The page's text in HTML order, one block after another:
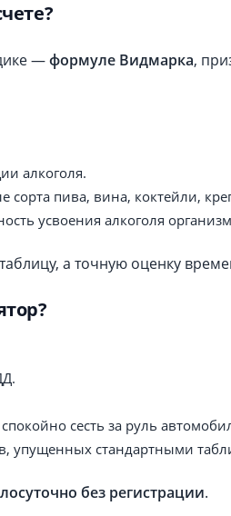
—формуле Видмарка,
алкоголя.
сорта пива, вина, коктейли,
усвоения алкоголя
а точную оценку
сесть за руль
упущенных стандартными
без регистрации.